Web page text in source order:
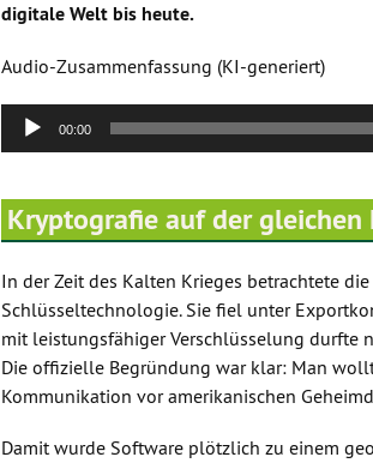
digitale Welt bis heute.
Audio-Zusammenfassung (KI-generiert)
Audio-
00:00
Kryptografie auf der gleichen
In der Zeit des Kalten Krieges betrachtete
Schlüsseltechnologie. Sie fiel unter
mit leistungsfähiger Verschlüsselung durfte
Die offizielle Begründung war klar: Man
Kommunikation vor amerikanischen
Damit wurde Software plötzlich zu einem